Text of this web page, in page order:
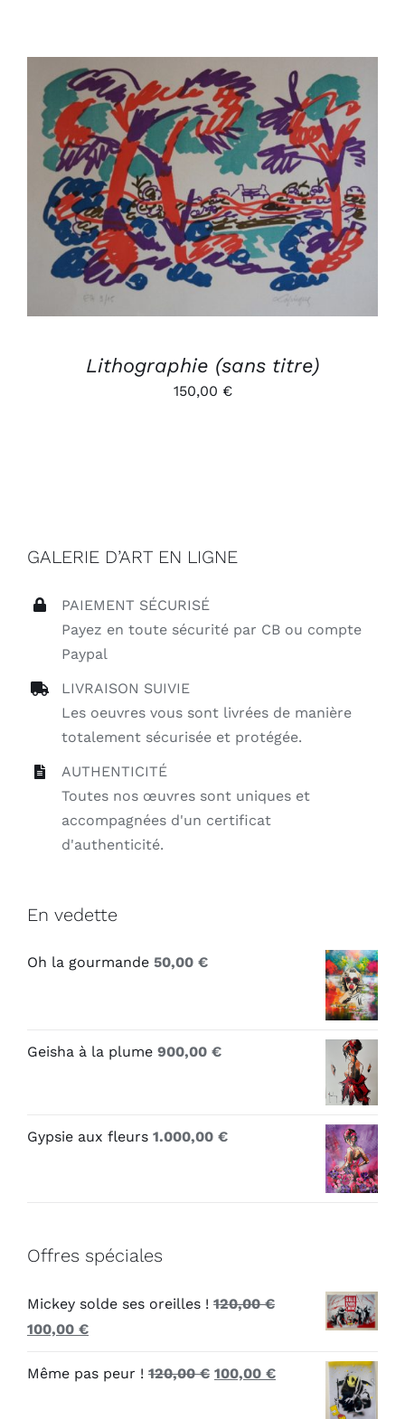
AJOUTER AU PANIER
DÉTAILS
Lithographie (sans titre)
150,00 €
GALERIE D’ART EN LIGNE
PAIEMENT SÉCURISÉ
Payez en toute sécurité par CB ou compte
Paypal
LIVRAISON SUIVIE
Les oeuvres vous sont livrées de manière
totalement sécurisée et protégée.
AUTHENTICITÉ
Toutes nos œuvres sont uniques et
accompagnées d'un certificat
d'authenticité.
En vedette
Oh la gourmande 50,00 €
Geisha à la plume 900,00 €
Gypsie aux fleurs 1.000,00 €
Offres spéciales
Mickey solde ses oreilles ! 120,00€
Le
initial
100,00 €Le
actuel
Même pas peur ! 120,00€ Le
100,00 €Le